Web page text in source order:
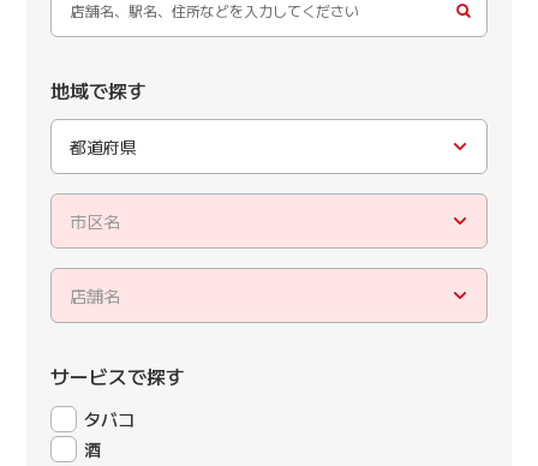
地域で探す
都道府県
市区名
店舗名
サービスで探す
タバコ
酒